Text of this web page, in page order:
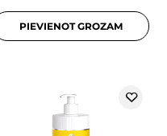
PIEVIENOT GROZAM